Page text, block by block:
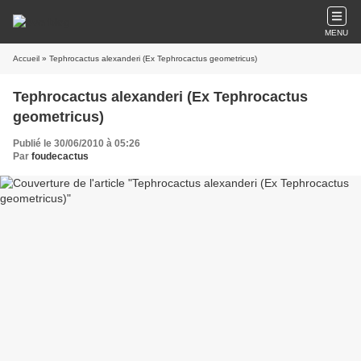
MENU
Accueil » Tephrocactus alexanderi (Ex Tephrocactus geometricus)
Tephrocactus alexanderi (Ex Tephrocactus
geometricus)
Publié le 30/06/2010 à 05:26
Par foudecactus